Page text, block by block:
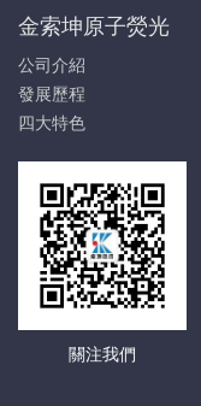
金索坤原子熒光
公司介紹
發展歷程
四大特色
關注我們